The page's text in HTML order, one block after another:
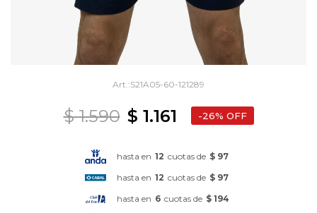
S21A05-60-121289
$ 1.161
$ 1.590 26
hasta en 12 cuotas de $ 97
hasta en 12 cuotas de $ 97
hasta en 6 cuotas de $ 194